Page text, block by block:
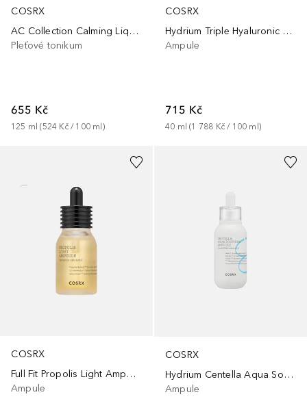
COSRX
AC Collection Calming Liquid Intensive
Pleťové tonikum
655 Kč
125 ml (524 Kč / 100 ml)
COSRX
Hydrium Triple Hyaluronic Moisture Ampoule
Ampule
715 Kč
40 ml (1 788 Kč / 100 ml)
COSRX
Full Fit Propolis Light Ampoule
Ampule
COSRX
Hydrium Centella Aqua Soothing Ampoule
Ampule